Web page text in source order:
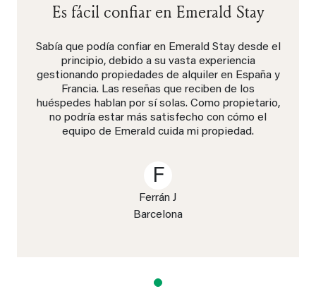
Es fácil confiar en Emerald Stay
Sabía que podía confiar en Emerald Stay desde el
principio, debido a su vasta experiencia
gestionando propiedades de alquiler en España y
Francia. Las reseñas que reciben de los
huéspedes hablan por sí solas. Como propietario,
no podría estar más satisfecho con cómo el
equipo de Emerald cuida mi propiedad.
F
Ferrán J
Barcelona